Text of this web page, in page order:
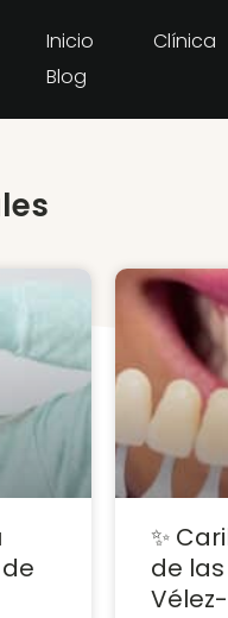
Inicio Clínica
Blog
✨
de